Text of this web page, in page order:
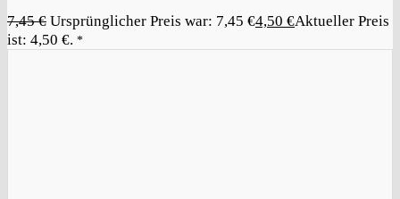
7,45€ Ursprünglicher Preis war: 7,45 €4,50 €Aktueller Preis
ist: 4,50 €. *